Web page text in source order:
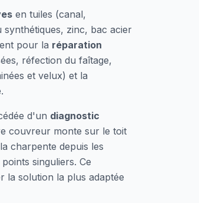
en tuiles (canal,
synthétiques, zinc, bac acier
pour la réparation
réfection du faîtage,
et velux) et la
d'un diagnostic
couvreur monte sur le toit
charpente depuis les
singuliers. Ce
la solution la plus adaptée